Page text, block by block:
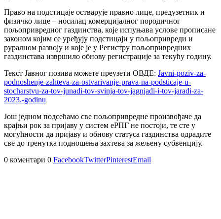
Право на подстицаје остварује правно лице, предузетник и
физичко лице – носилац комерцијалног породичног
пољопривредног газдинства, које испуњава услове прописане
законом којим се уређују подстицаји у пољопривреди и
руралном развоју и које је у Регистру пољопривредних
газдинстава извршило обнову регистрације за текућу годину.
Текст Јавног позива можете преузети ОВДЕ: Javni-poziv-za-
podnoshenje-zahteva-za-ostvarivanje-prava-na-podsticaje-u-
stocharstvu-za-tov-junadi-tov-svinja-tov-jagnjadi-i-tov-jaradi-za-
2023.-godinu
Још једном подсећамо све пољопривредне произвођаче да
крајњи рок за пријаву у систем еРПГ не постоји, те сте у
могућности да пријаву и обнову статуса газдинства одрадите
све до тренутка подношења захтева за жељену субвенцију.
0 коментари 0 FacebookTwitterPinterestEmail